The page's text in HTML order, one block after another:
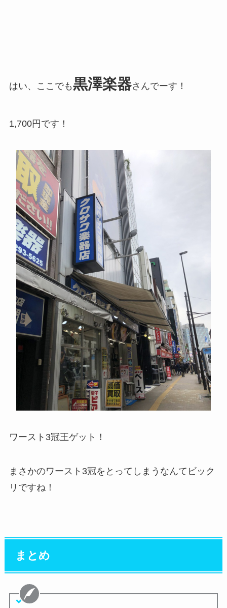
はい、ここでも黒澤楽器さんでーす！
1,700円です！
ワースト3冠王ゲット！
まさかのワースト3冠をとってしまうなんてビック
リですね！
まとめ